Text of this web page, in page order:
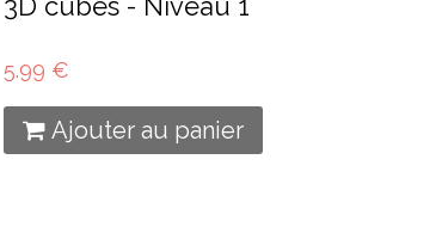
5.99 €
Ajouter au panier